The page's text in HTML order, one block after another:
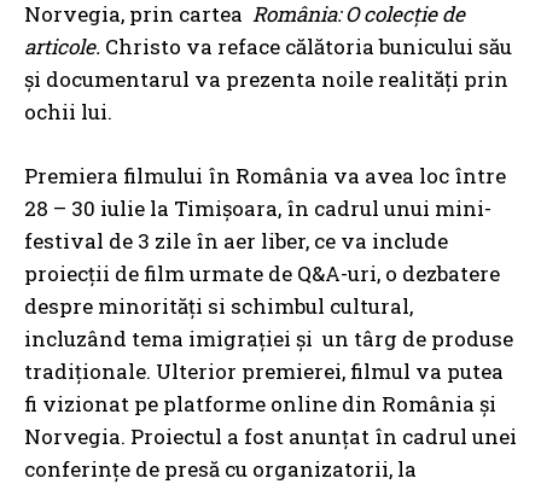
Norvegia, prin cartea România: O colecție de
articole. Christo va reface călătoria bunicului său
și documentarul va prezenta noile realități prin
ochii lui.
Premiera filmului în România va avea loc între
28 – 30 iulie la Timișoara, în cadrul unui mini-
festival de 3 zile în aer liber, ce va include
proiecții de film urmate de Q&A-uri, o dezbatere
despre minorități si schimbul cultural,
incluzând tema imigrației și un târg de produse
tradiționale. Ulterior premierei, filmul va putea
fi vizionat pe platforme online din România și
Norvegia. Proiectul a fost anunțat în cadrul unei
conferințe de presă cu organizatorii, la